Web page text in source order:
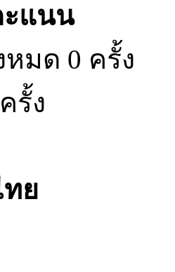
แนน
มด 0 ครั้ง
รั้ง
ย